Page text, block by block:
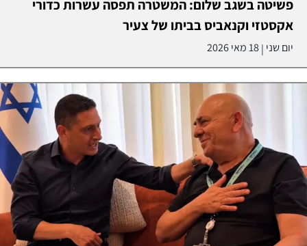
פשיטה בשגב שלום: המשטרה תפסה עשרות כדורי
אקסטזי וקנאביס בביתו של צעיר
יום שני |18 מאי 2026